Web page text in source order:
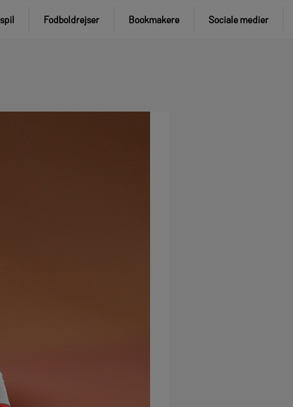
Fodboldrejser Bookmakere Sociale medier